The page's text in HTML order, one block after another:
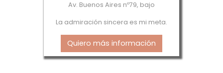
Av. Buenos Aires nº79, bajo
La admiración sincera es mi meta.
Quiero más información